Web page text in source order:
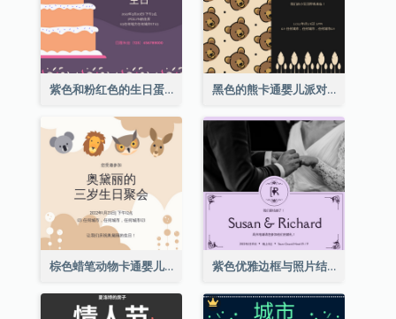
紫色和粉红色的生日蛋糕插图聚会请柬 黑色的熊卡通婴儿派对请柬
棕色蜡笔动物卡通婴儿生日邀请 紫色优雅边框与照片结婚请柬